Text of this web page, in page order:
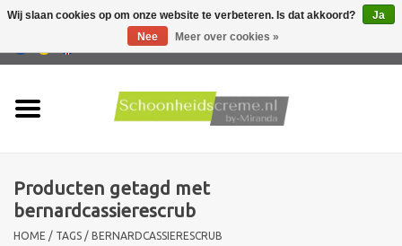
Producten
Huidproblemen
Producten getagd met
bernardcassierescrub
HOME / TAGS / BERNARDCASSIERESCRUB
Wij slaan cookies op om onze website te verbeteren. Is dat akkoord?
Ja
Nee
Meer over cookies »